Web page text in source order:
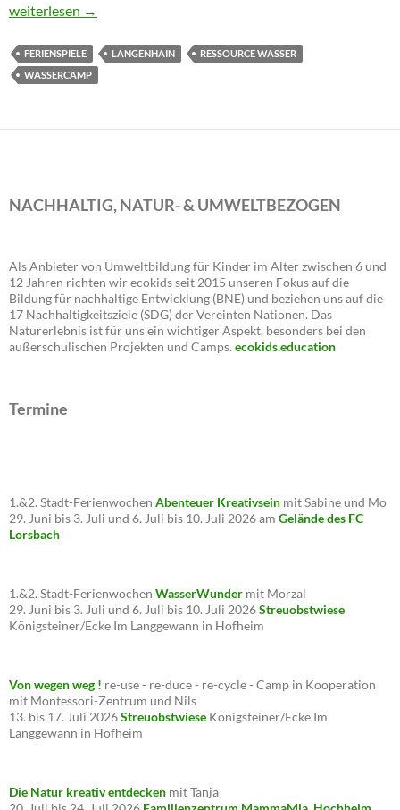
Was gibt’s denn in den Winterferien 2024?
weiterlesen →
FERIENSPIELE LANGENHAIN
RESSOURCE WASSER
WASSERCAMP
NACHHALTIG, NATUR- & UMWELTBEZOGEN
Als Anbieter von Umweltbildung für Kinder im Alter zwischen 6 und
12 Jahren richten wir ecokids seit 2015 unseren Fokus auf die
Bildung für nachhaltige Entwicklung (BNE) und beziehen uns auf die
17 Nachhaltigkeitsziele (SDG) der Vereinten Nationen. Das
Naturerlebnis ist für uns ein wichtiger Aspekt, besonders bei den
außerschulischen Projekten und Camps. ecokids.education
Termine
1.&2. Stadt-Ferienwochen Abenteuer Kreativsein mit Sabine und Mo
29. Juni bis 3. Juli und 6. Juli bis 10. Juli 2026 am Gelände des FC
Lorsbach
1.&2. Stadt-Ferienwochen WasserWunder mit Morzal
29. Juni bis 3. Juli und 6. Juli bis 10. Juli 2026Streuobstwiese
Königsteiner/Ecke Im Langgewann in Hofheim
Von wegen weg ! re-use - re-duce - re-cycle - Camp in Kooperation
mit Montessori-Zentrum und Nils
13. bis 17. Juli 2026Streuobstwiese Königsteiner/Ecke Im
Langgewann in Hofheim
Die Natur kreativ entdecken mit Tanja